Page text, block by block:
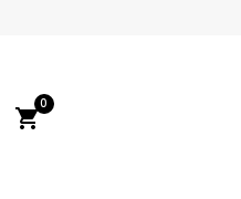
shopping_cart
0